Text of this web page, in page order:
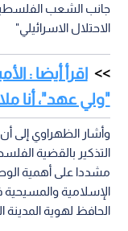
جانب الشعب
الاحتلال الاسرائيلي"
اقرأ أيضا :
"ولي عهد"، أنا
وأشار الظهراوي إلى
التذكير بالقضية
مشددا على أهمية
الإسلامية
الحافظ لهوية المدينة